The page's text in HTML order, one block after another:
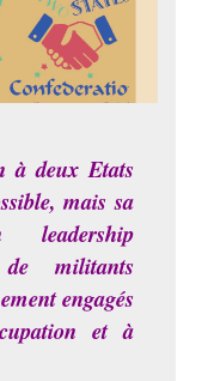
à deux Etats
mais sa
militants
engagés
et à